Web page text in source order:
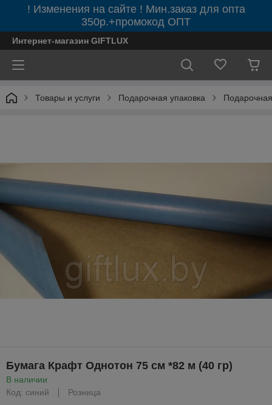
! Изменения на сайте ! Мин.заказ для опта
350р.+промокод ОПТ
Интернет-магазин GIFTLUX
Товары и услуги Подарочная упаковка
Бумага Крафт Однотон 75 см *82 м (40 гр)
В наличии
Код: синий
Розница